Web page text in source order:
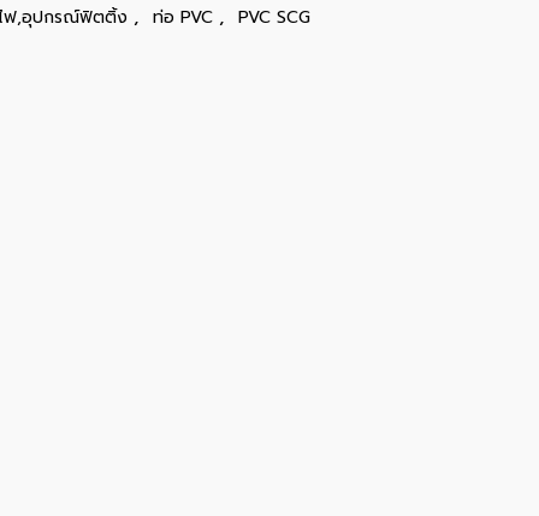
ฟ,อุปกรณ์ฟิตติ้ง , ท่อ PVC , PVC SCG